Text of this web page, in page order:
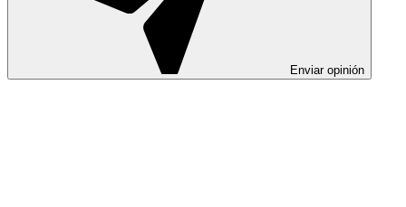
Enviar opinión